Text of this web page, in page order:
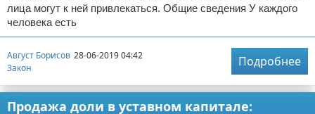
лица могут к ней привлекаться. Общие сведения У каждого
человека есть
Август Борисов 28-06-2019 04:42
Закон
Подробнее
Продажа доли в уставном капитале: